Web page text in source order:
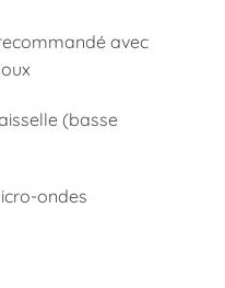
avec
(basse
ondes